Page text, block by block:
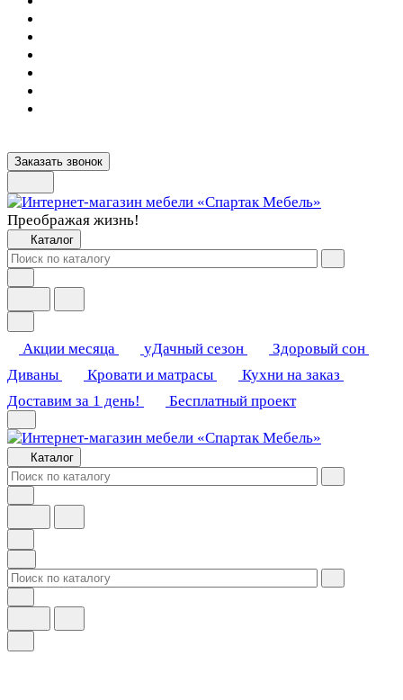
Заказать звонок
Преображая жизнь!
Каталог
Акции месяца уДачный сезон
Здоровый сон
Диваны
Кровати и матрасы
Кухни на заказ
Доставим за 1 день!
Бесплатный проект
Каталог